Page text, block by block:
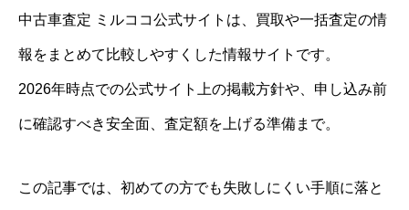
中古車査定 ミルココ公式サイトは、買取や一括査定の情
報をまとめて比較しやすくした情報サイトです。
2026年時点での公式サイト上の掲載方針や、申し込み前
に確認すべき安全面、査定額を上げる準備まで。
この記事では、初めての方でも失敗しにくい手順に落と